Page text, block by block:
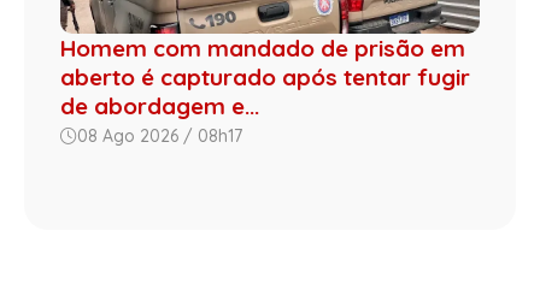
Homem com mandado de prisão em
aberto é capturado após tentar fugir
de abordagem e...
08 Ago 2026 / 08h17